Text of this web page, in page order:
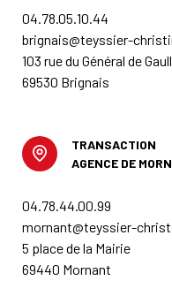
04.78.05.10.44
brignais@teyssier-
103 rue du Général de
69530 Brignais
TRANSACTION
AGENCE DE
04.78.44.00.99
mornant@teyssier-
5 place de la Mairie
69440 Mornant